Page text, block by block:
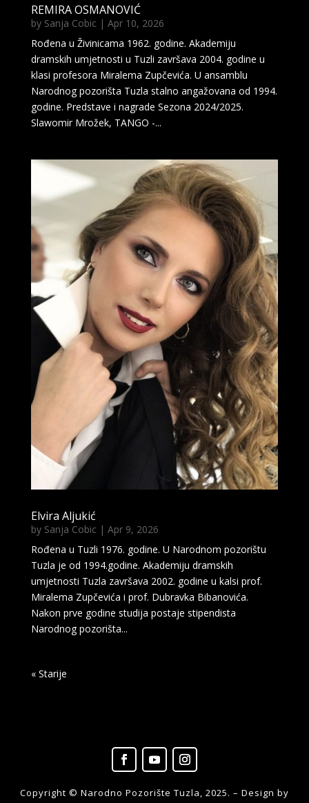
REMIRA OSMANOVIĆ
by Sanja Cobic| Apr 10, 2026
Rođena u Živinicama 1962. godine. Akademiju
dramskih umjetnosti u Tuzli završava 2004. godine u
klasi profesora Miralema Zupčevića. U ansamblu
Narodnog pozorišta Tuzla stalno angažovana od 1994.
godine. Predstave i nagrade Sezona 2024/2025.
Slawomir Mrožek, TANGO -...
Elvira Aljukić
by Sanja Cobic| Apr 9, 2026
Rođena u Tuzli 1976. godine. U Narodnom pozorištu
Tuzla je od 1994.godine. Akademiju dramskih
umjetnosti Tuzla završava 2002. godine u kalsi prof.
Miralema Zupčevića i prof. Dubravka Bibanovića.
Nakon prve godine studija postaje stipendista
Narodnog pozorišta...
« Older Entries
Copyright © Narodno Pozorište Tuzla, 2025. – Design by